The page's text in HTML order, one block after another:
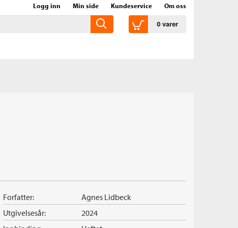
Logg inn Min side Kundeservice Om oss
0varer
Forfatter: Agnes Lidbeck
Utgivelsesår: 2024